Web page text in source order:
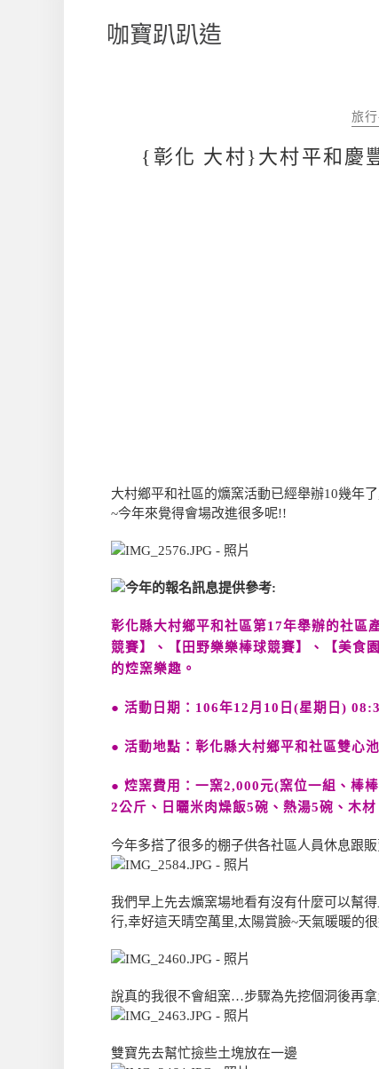
咖寶趴趴造
旅
{彰化 大村}大村平和慶
大村鄉平和社區的爌窯活動已經舉辦10幾年
~今年來覺得會場改進很多呢!!
今年的報名訊息提供參考:
彰化縣大村鄉平和社區第17年舉辦的社區
競賽】、【田野樂樂棒球競賽】、【美食
的焢窯樂趣。
● 活動日期：106年12月10日(星期日)
● 活動地點：彰化縣大村鄉平和社區雙心
● 焢窯費用：一窯2,000元(窯位一組、棒
2公斤、日曬米肉燥飯5碗、熱湯5碗、木
今年多搭了很多的棚子供各社區人員休息跟
我們早上先去爌窯場地看有沒有什麼可以幫
行,幸好這天晴空萬里,太陽賞臉~天氣暖暖的
說真的我很不會組窯…步驟為先挖個洞後再
雙寶先去幫忙撿些土塊放在一邊